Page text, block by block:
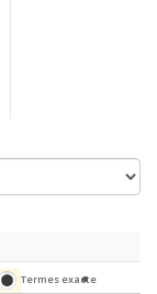
Termes exacte